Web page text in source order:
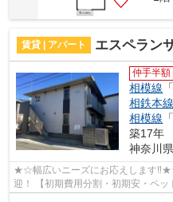
賃貸 | アパート エスペラン
仲手半額
相模線
相鉄本線
相模線 「
築17年
神奈川
★☆幅広いニーズにお応えします
迎！ 【初期費用分割・初期安・ペ